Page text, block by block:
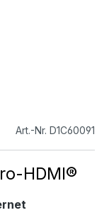
Art.-Nr. D1C60091
HDMI®